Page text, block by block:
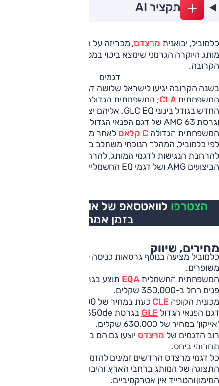
תקציר AI
כלמוביל, יבואנית מרצדס, מכריזה על מהלך כולל של שיווק דגמי
מותג היוקרה הגרמני שימצא ביטוי במספר מהלכים בשנה
הקרובה.
דגמים
בשנה הקרובה יגיעו לישראל שלושה דגמים חשמליים חדשים:
המשפחתית CLA
המשפחתית הגדולה C קלאס
לאחר מתיחת פנים.
לפי כלמוביל, המהלך הנוכחי משתלב באסטרטגיה של מרצדס
להרחבת הנגישות לדגמי המותג, להרחבת הפעילות של חטיבת
הביצועים AMG ושל דגמי EQ החשמליים.
הצטרפו לוואטסאפ של אוטו, כל העדכונים
בזמן אמת
מחירים, שיווק
כלמוביל מציעה בנוסף גרסאות כניסה לשלושה דגמים במחירים
משופרים.
המשפחתית החשמלית EQA
פנים החל ב-350,000 שקלים.
מכונית הקופה CLE כעת במחיר של 400,000 שקלים.
דגם הפנאי הגדול GLE
'אייקון' במחיר של 630,000 שקלים.
רוב הדגמים של מרצדס יוצעו גם הם בגרסאות כניסה במחיר
תחרותי ביחס.
כל דגמי מרצדס החדשים זמינים להזמנה כבר כעת באולמות
התצוגה של המותג ברחבי הארץ, והיבואנית מציינת כי תנאי
המימון והטרייד אין אטרקטיביים.